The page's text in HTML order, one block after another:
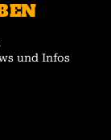
und Infos